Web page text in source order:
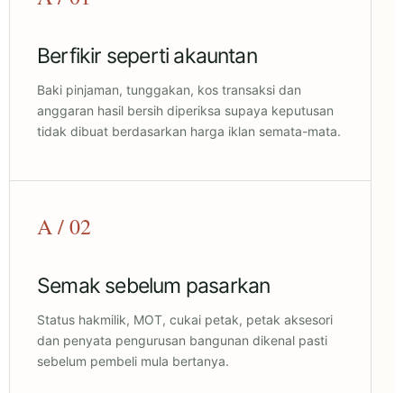
Berfikir seperti akauntan
Baki pinjaman, tunggakan, kos transaksi dan
anggaran hasil bersih diperiksa supaya keputusan
tidak dibuat berdasarkan harga iklan semata-mata.
A / 02
Semak sebelum pasarkan
Status hakmilik, MOT, cukai petak, petak aksesori
dan penyata pengurusan bangunan dikenal pasti
sebelum pembeli mula bertanya.